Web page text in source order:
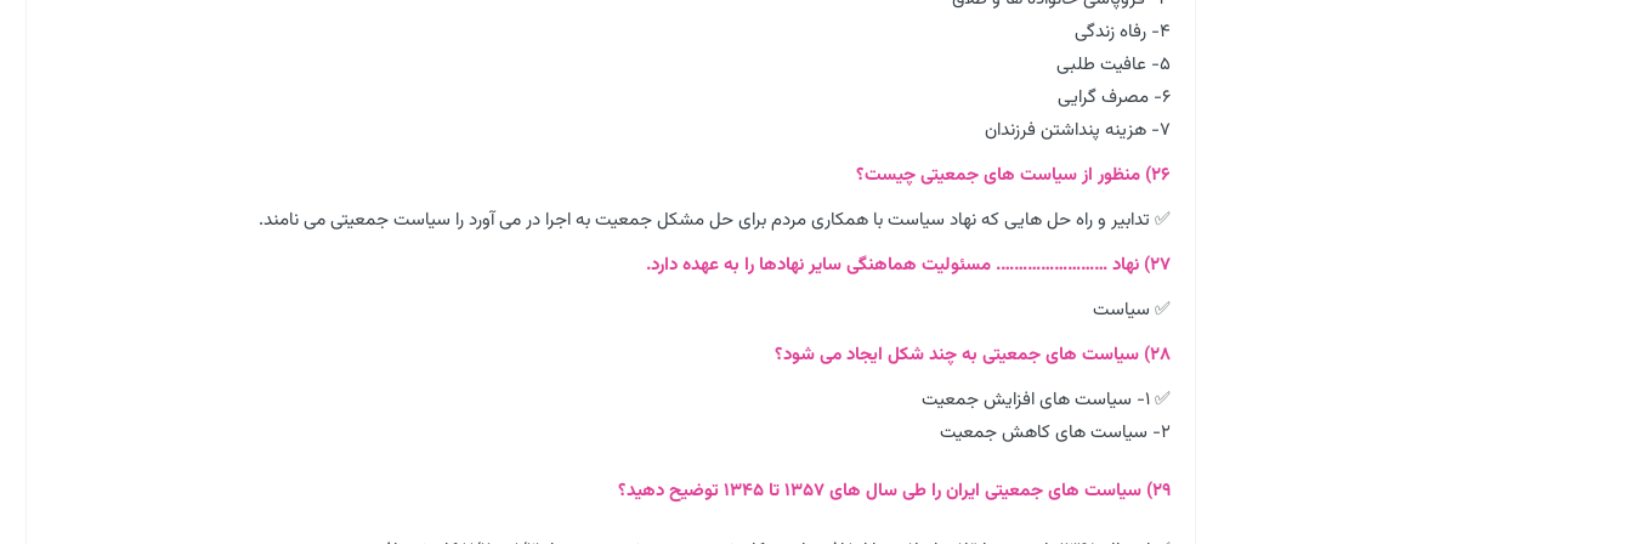
۴- رفاه زندگی
۵- عافیت طلبی
۶- مصرف گرایی
۷- هزینه پنداشتن فرزندان
۲۶) منظور از سیاست های جمعیتی چیست؟
✅ تدابیر و راه حل هایی که نهاد سیاست با همکاری مردم برای حل مشکل جمعیت به اجرا در می آورد را سیاست جمعیتی می نامند.
۲۷) نهاد ……………………. مسئولیت هماهنگی سایر نهادها را به عهده دارد.
✅ سیاست
۲۸) سیاست های جمعیتی به چند شکل ایجاد می شود؟
✅ ۱- سیاست های افزایش جمعیت
۲- سیاست های کاهش جمعیت
۲۹) سیاست های جمعیتی ایران را طی سال های ۱۳۵۷ تا ۱۳۴۵ توضیح دهید؟